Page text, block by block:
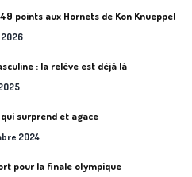
points aux Hornets de Kon Knueppel
: la relève est déjà là
surprend et agace
2024
pour la finale olympique